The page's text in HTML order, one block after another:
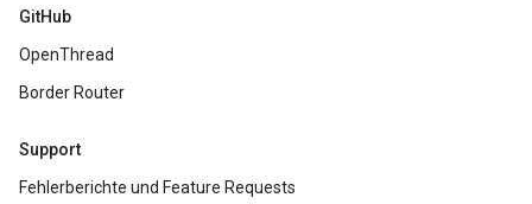
GitHub
OpenThread
Border Router
Support
Fehlerberichte und Feature Requests